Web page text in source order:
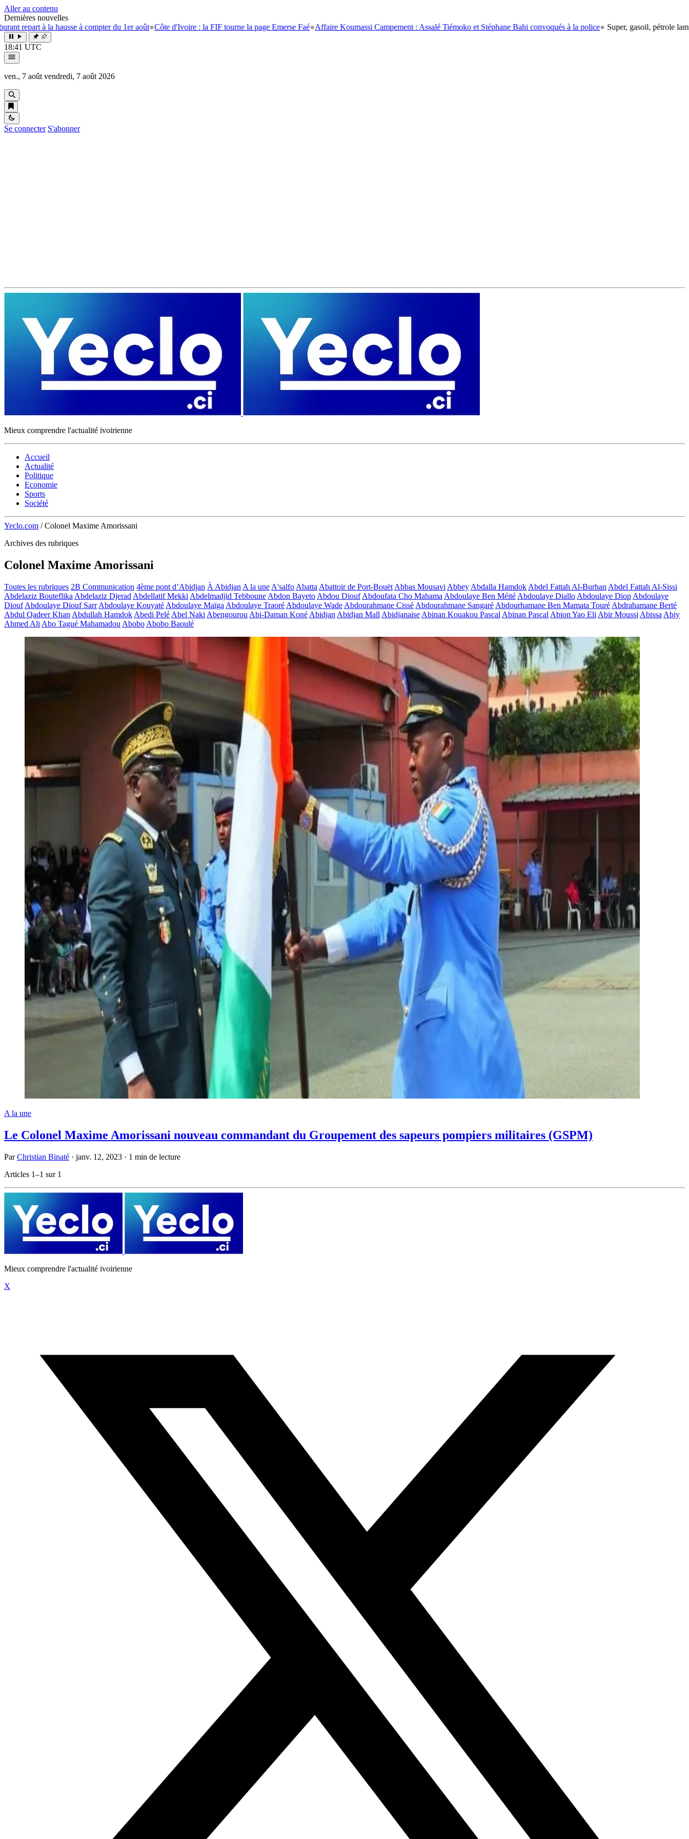
Aller au contenu
Dernières nouvelles
à la hausse à compter du 1er août ●Côte d'Ivoire : la FIF tourne la page Emerse Faé●Affaire Koumassi Campement : Assalé Tiémoko et Stéphane Bahi convoqués à la police ● Super, gasoil, pétrole lampant: le
18:41 UTC
ven., 7 août vendredi, 7 août 2026
Se connecter S'abonner
Mieux comprendre l'actualité ivoirienne
Accueil
Actualité
Politique
Economie
Sports
Société
Yeclo.com / Colonel Maxime Amorissani
Archives des rubriques
Colonel Maxime Amorissani
Toutes les rubriques 2B Communication 4ème pont d’Abidjan À Abidjan A la une A'salfo Abatta Abattoir de Port-Bouët Abbas Mousavi Abbey Abdalla Hamdok Abdel Fattah Al-Burhan Abdel Fattah Al-Sissi
Abdelaziz Bouteflika Abdelaziz Djerad Abdellatif Mekki Abdelmadjid Tebboune Abdon Bayeto Abdou Diouf Abdoufata Cho Mahama Abdoulaye Ben Méité Abdoulaye Diallo Abdoulaye Diop Abdoulaye
Diouf Abdoulaye Diouf Sarr Abdoulaye Kouyaté Abdoulaye Maïga Abdoulaye Traoré Abdoulaye Wade Abdourahmane Cissé Abdourahmane Sangaré Abdourhamane Ben Mamata Touré Abdrahamane Berté
Abdul Qadeer Khan Abdullah Hamdok Abedi Pelé Abel Naki Abengourou Abi-Daman Koné Abidjan Abidjan Mall Abidjanaise Abinan Kouakou Pascal Abinan Pascal Abion Yao Eli Abir Moussi Abissa Abiy
Ahmed Ali Abo Tagué Mahamadou Abobo Abobo Baoulé
A la une
Le Colonel Maxime Amorissani nouveau commandant du Groupement des sapeurs pompiers militaires (GSPM)
ParChristian Binaté · janv. 12, 2023 · 1 min de lecture
Articles 1–1 sur 1
Mieux comprendre l'actualité ivoirienne
X